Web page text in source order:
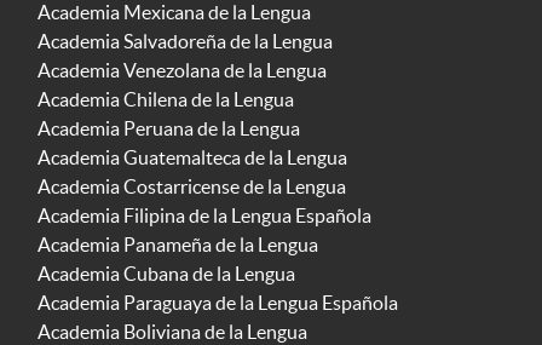
Academia Mexicana de la Lengua
Academia Salvadoreña de la Lengua
Academia Venezolana de la Lengua
Academia Chilena de la Lengua
Academia Peruana de la Lengua
Academia Guatemalteca de la Lengua
Academia Costarricense de la Lengua
Academia Filipina de la Lengua Española
Academia Panameña de la Lengua
Academia Cubana de la Lengua
Academia Paraguaya de la Lengua Española
Academia Boliviana de la Lengua